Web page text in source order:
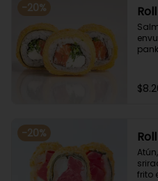
-20%
-20%
frito